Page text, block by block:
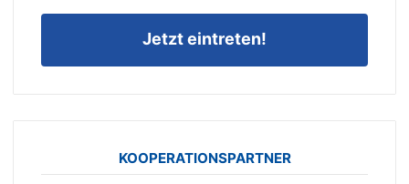
Jetzt eintreten!
KOOPERATIONSPARTNER